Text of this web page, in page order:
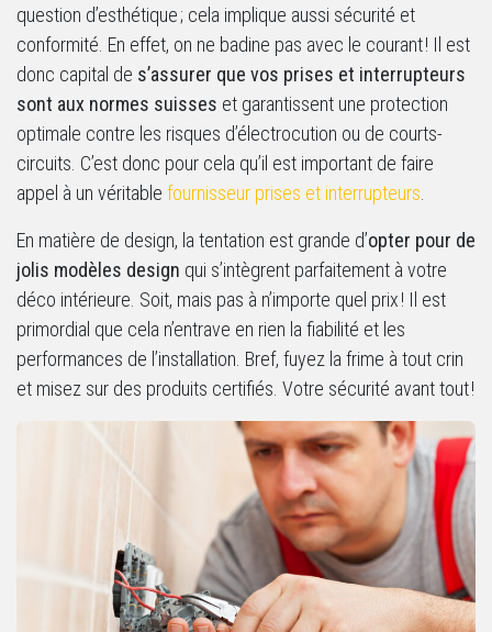
question d’esthétique ; cela implique aussi sécurité et
conformité. En effet, on ne badine pas avec le courant ! Il est
donc capital de s’assurer que vos prises et interrupteurs
sont aux normes suisses et garantissent une protection
optimale contre les risques d’électrocution ou de courts-
circuits. C’est donc pour cela qu’il est important de faire
appel à un véritable fournisseur prises et interrupteurs.
En matière de design, la tentation est grande d’opter pour de
jolis modèles design qui s’intègrent parfaitement à votre
déco intérieure. Soit, mais pas à n’importe quel prix ! Il est
primordial que cela n’entrave en rien la fiabilité et les
performances de l’installation. Bref, fuyez la frime à tout crin
et misez sur des produits certifiés. Votre sécurité avant tout !